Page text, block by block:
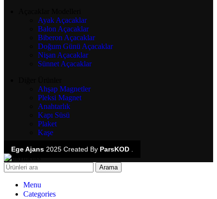
Ayak Açacaklar
Balon Açacaklar
Biberon Açacaklar
Doğum Günü Açacaklar
Nişan Açacaklar
Sünnet Açacaklar
Ahşap Magnetler
Pleksi Magnet
Anahtarlık
Kapı Süsü
Plaket
Kaşe
Ege Ajans 2025 Created By ParsKOD .
Arama
Menu
Categories